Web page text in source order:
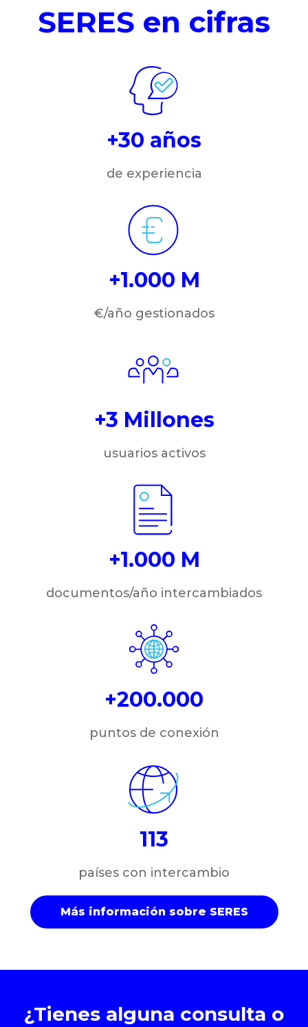
SERES en cifras
+30 años
de experiencia
+1.000 M
€/año gestionados
+3 Millones
usuarios activos
+1.000 M
documentos/año intercambiados
+200.000
puntos de conexión
113
países con intercambio
Más información sobre SERES
¿Tienes alguna consulta o